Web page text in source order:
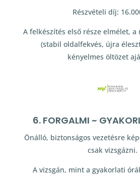
Részvételi díj:
A felkészítés első része elmélet, a
(stabil oldalfekvés, újra
kényelmes öltözet
6. FORGALMI ~
Önálló, biztonságos vezetésre
csak vizsgázni.
A vizsgán, mint a gyakorlati